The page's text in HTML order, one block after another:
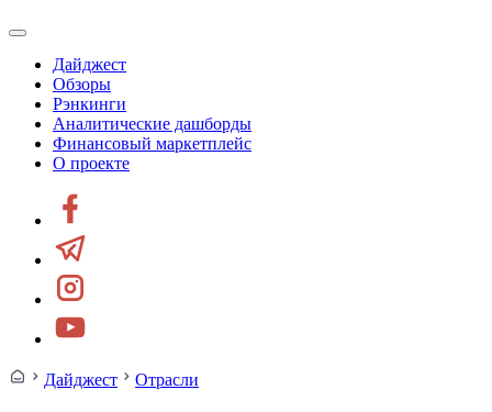
Дайджест
Обзоры
Рэнкинги
Аналитические дашборды
Финансовый маркетплейс
О проекте
Дайджест Отрасли